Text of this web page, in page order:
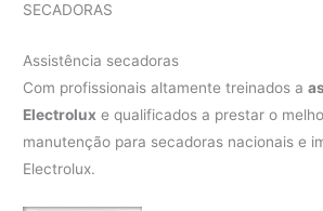
SECADORAS
Assistência secadoras
Com profissionais altamente treinados a
Electrolux e qualificados a prestar o
manutenção para secadoras nacionais e
Electrolux.